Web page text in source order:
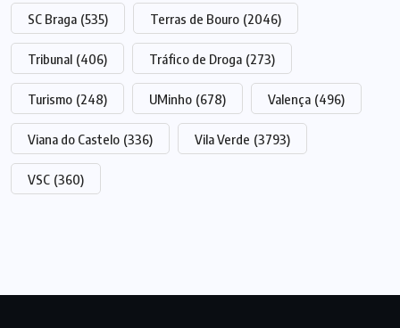
SC Braga (535) Terras de Bouro (2046)
Tribunal (406) Tráfico de Droga (273)
Turismo (248) UMinho (678) Valença (496)
Viana do Castelo (336) Vila Verde (3793)
VSC (360)